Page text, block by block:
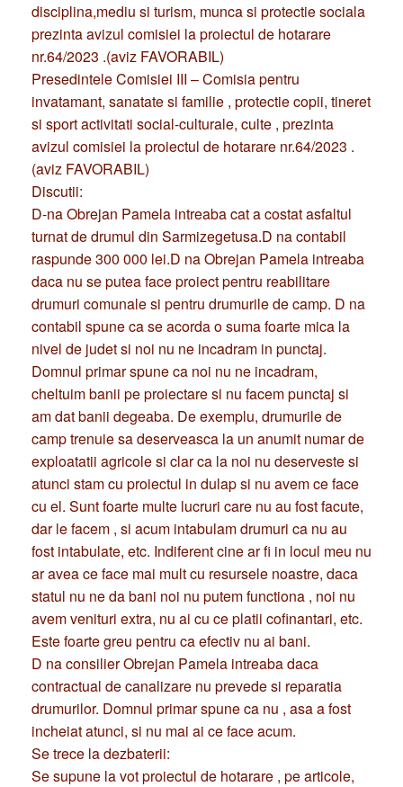
disciplina,mediu si turism, munca si protectie sociala
prezinta avizul comisiei la proiectul de hotarare
nr.64/2023 .(aviz FAVORABIL)
Presedintele Comisiei III – Comisia pentru
invatamant, sanatate si familie , protectie copii, tineret
si sport activitati social-culturale, culte , prezinta
avizul comisiei la proiectul de hotarare nr.64/2023 .
(aviz FAVORABIL)
Discutii:
D-na Obrejan Pamela intreaba cat a costat asfaltul
turnat de drumul din Sarmizegetusa.D na contabil
raspunde 300 000 lei.D na Obrejan Pamela intreaba
daca nu se putea face proiect pentru reabilitare
drumuri comunale si pentru drumurile de camp. D na
contabil spune ca se acorda o suma foarte mica la
nivel de judet si noi nu ne incadram in punctaj.
Domnul primar spune ca noi nu ne incadram,
cheltuim banii pe proiectare si nu facem punctaj si
am dat banii degeaba. De exemplu, drumurile de
camp trenuie sa deserveasca la un anumit numar de
exploatatii agricole si clar ca la noi nu deserveste si
atunci stam cu proiectul in dulap si nu avem ce face
cu el. Sunt foarte multe lucruri care nu au fost facute,
dar le facem , si acum intabulam drumuri ca nu au
fost intabulate, etc. Indiferent cine ar fi in locul meu nu
ar avea ce face mai mult cu resursele noastre, daca
statul nu ne da bani noi nu putem functiona , noi nu
avem venituri extra, nu ai cu ce platii cofinantari, etc.
Este foarte greu pentru ca efectiv nu ai bani.
D na consilier Obrejan Pamela intreaba daca
contractual de canalizare nu prevede si reparatia
drumurilor. Domnul primar spune ca nu , asa a fost
incheiat atunci, si nu mai ai ce face acum.
Se trece la dezbaterii:
Se supune la vot proiectul de hotarare , pe articole,